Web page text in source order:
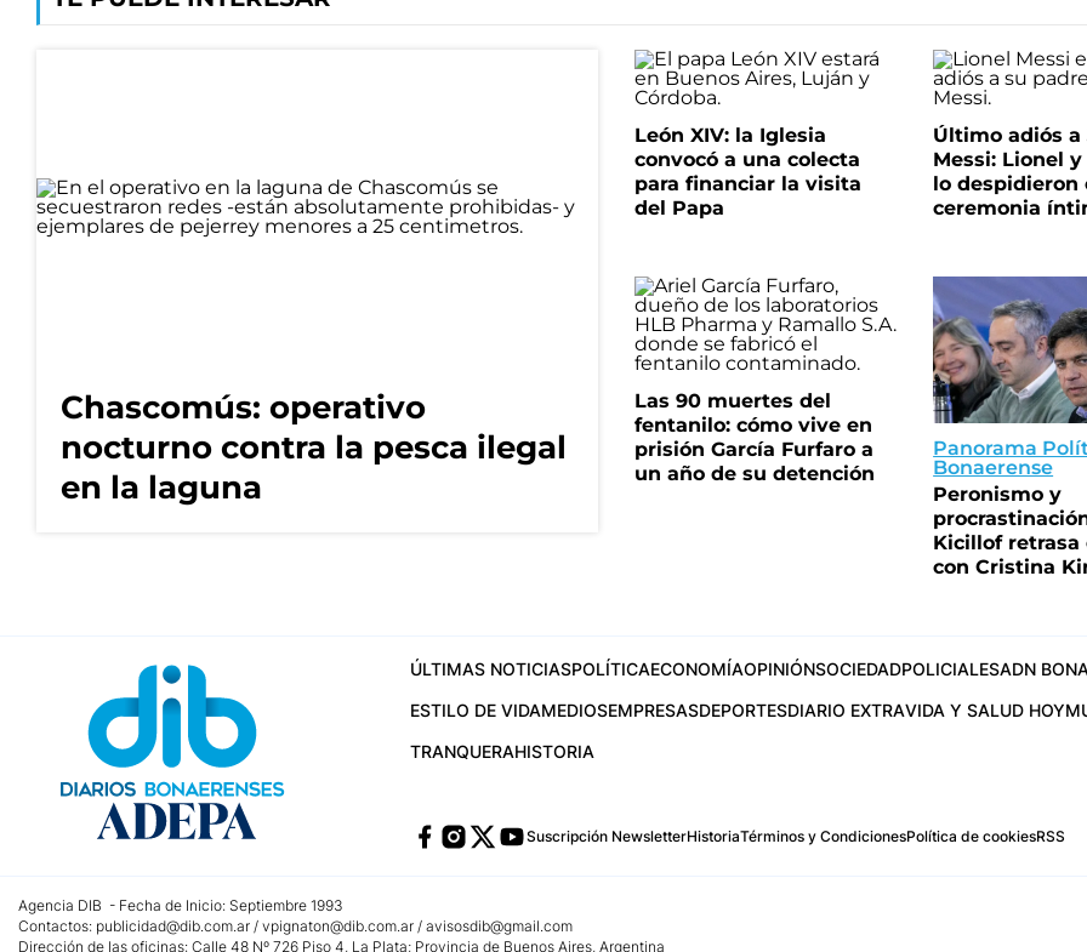
Chascomús: operativo
nocturno contra la pesca ilegal
en la laguna
León XIV: la Iglesia
convocó a una colecta
para financiar la visita
del Papa
Último adiós a
Messi: Lionel
lo despidieron
ceremonia
Las 90 muertes del
fentanilo: cómo vive en
prisión García Furfaro a
un año de su detención
Panorama
Bonaerense
Peronismo y
Kicillof retrasa
con Cristina
ÚLTIMAS NOTICIASPOLÍTICAECONOMÍAOPINIÓNSOCIEDADPOLICIALESADN
ESTILO DE VIDAMEDIOSEMPRESASDEPORTESDIARIO EXTRAVIDA Y SALUD HOY
TRANQUERAHISTORIA
Suscripción NewsletterHistoriaTérminos y CondicionesPolítica de cookiesRSS
Agencia DIB - Fecha de Inicio: Septiembre 1993
Contactos: publicidad@dib.com.ar / vpignaton@dib.com.ar / avisosdib@gmail.com
Dirección de las oficinas: Calle 48 Nº 726 Piso 4, La Plata; Provincia de Buenos Aires, Argentina